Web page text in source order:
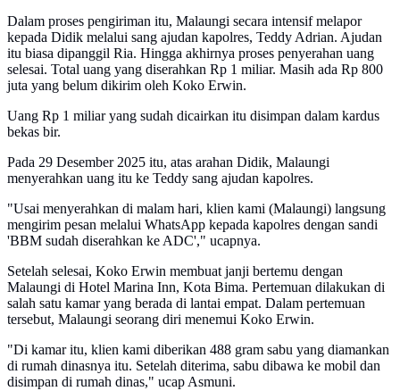
Dalam proses pengiriman itu, Malaungi secara intensif melapor
kepada Didik melalui sang ajudan kapolres, Teddy Adrian. Ajudan
itu biasa dipanggil Ria. Hingga akhirnya proses penyerahan uang
selesai. Total uang yang diserahkan Rp 1 miliar. Masih ada Rp 800
juta yang belum dikirim oleh Koko Erwin.
Uang Rp 1 miliar yang sudah dicairkan itu disimpan dalam kardus
bekas bir.
Pada 29 Desember 2025 itu, atas arahan Didik, Malaungi
menyerahkan uang itu ke Teddy sang ajudan kapolres.
"Usai menyerahkan di malam hari, klien kami (Malaungi) langsung
mengirim pesan melalui WhatsApp kepada kapolres dengan sandi
'BBM sudah diserahkan ke ADC'," ucapnya.
Setelah selesai, Koko Erwin membuat janji bertemu dengan
Malaungi di Hotel Marina Inn, Kota Bima. Pertemuan dilakukan di
salah satu kamar yang berada di lantai empat. Dalam pertemuan
tersebut, Malaungi seorang diri menemui Koko Erwin.
"Di kamar itu, klien kami diberikan 488 gram sabu yang diamankan
di rumah dinasnya itu. Setelah diterima, sabu dibawa ke mobil dan
disimpan di rumah dinas," ucap Asmuni.